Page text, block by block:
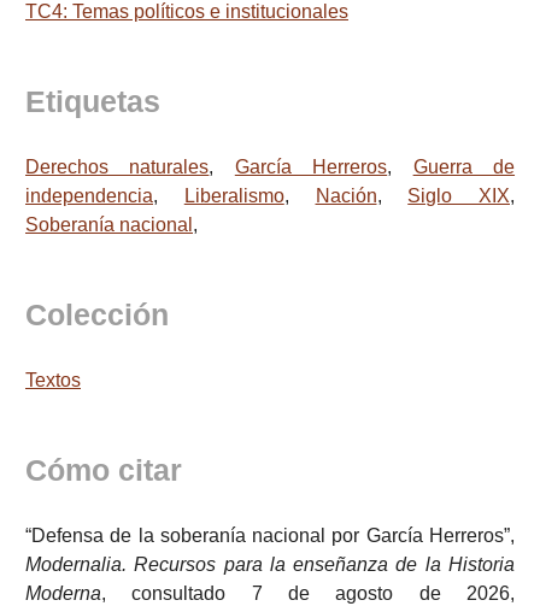
TC4: Temas políticos e institucionales
Etiquetas
Derechos naturales, García Herreros, Guerra de
independencia, Liberalismo, Nación, Siglo XIX,
Soberanía nacional ,
Colección
Textos
Cómo citar
“Defensa de la soberanía nacional por García Herreros”,
Modernalia. Recursos para la enseñanza de la Historia
Moderna, consultado 7 de agosto de 2026,